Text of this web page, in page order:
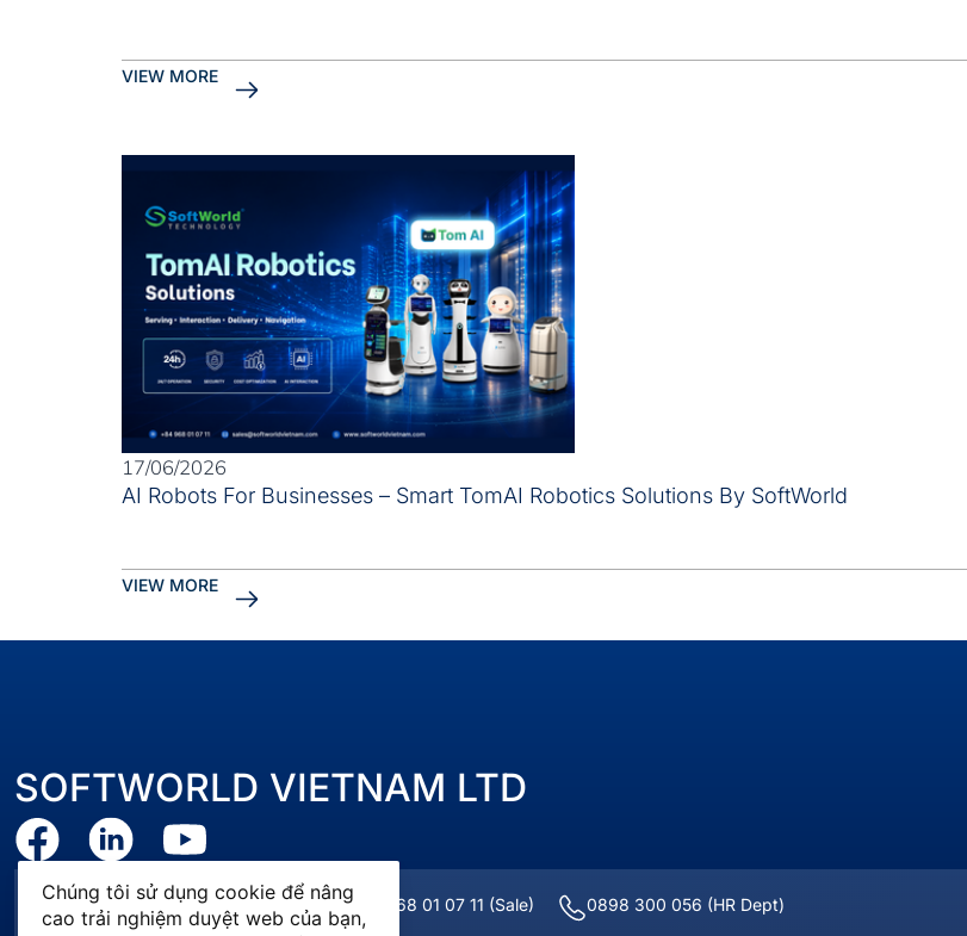
VIEW MORE
17/06/2026
AI Robots For Businesses – Smart TomAI Robotics Solutions By SoftWorld
VIEW MORE
SOFTWORLD VIETNAM LTD
sales@softworldvietnam.com
+84 968 01 07 11 (Sale) 0898 300 056 (HR Dept)
Chúng tôi sử dụng cookie để nâng
cao trải nghiệm duyệt web của bạn,